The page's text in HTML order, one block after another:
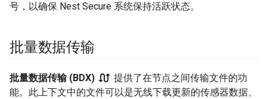
号，以确保 Nest Secure 系统保持活跃状态。
批量数据传输
批量数据传输 (BDX) swap_calls 提供了在节点之间传输文件的功
能。此上下文中的文件可以是无线下载更新的传感器数据、